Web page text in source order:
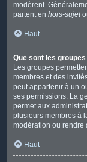
modèrent.
partent en hors-sujet
Haut
Que sont les
Les groupes
membres et des
peut appartenir à un
ses permissions. La
permet aux
plusieurs membres à
modération ou rendre
Haut